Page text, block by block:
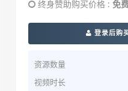
终身赞助购买价格 : 免
登录后购
资源数量
视频时长